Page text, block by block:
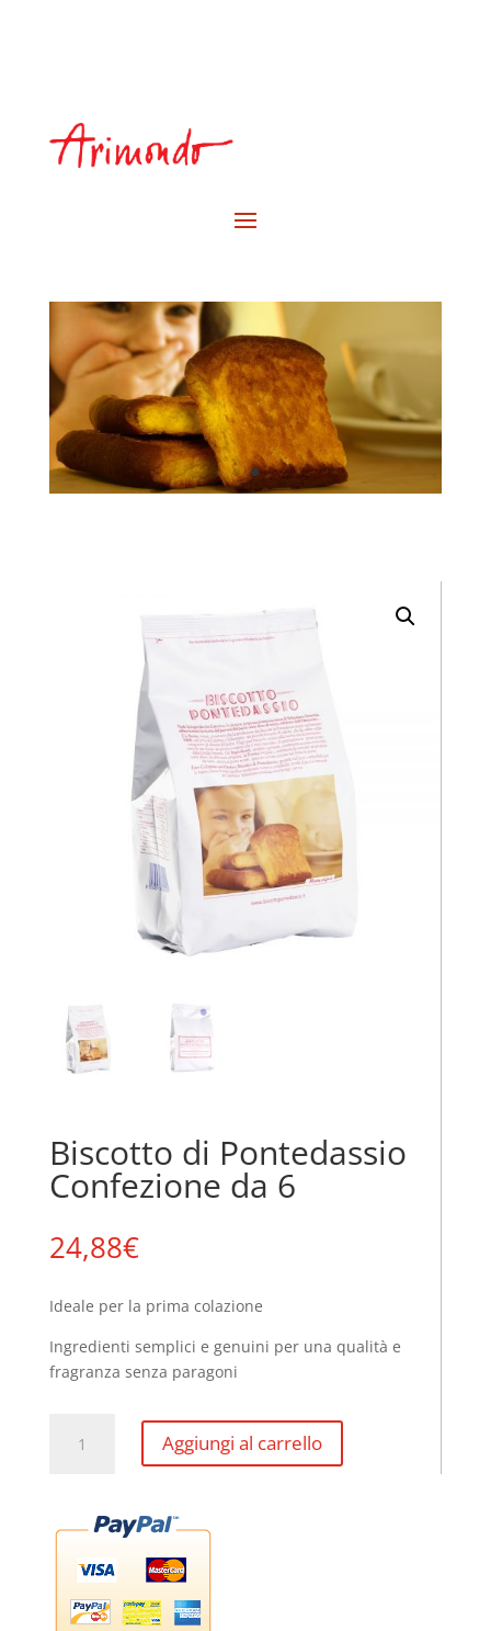
Biscotto di Pontedassio
Confezione da 6
24,88€
Ideale per la prima colazione
Ingredienti semplici e genuini per una qualità e
fragranza senza paragoni
da
quantità
Aggiungi al carrello